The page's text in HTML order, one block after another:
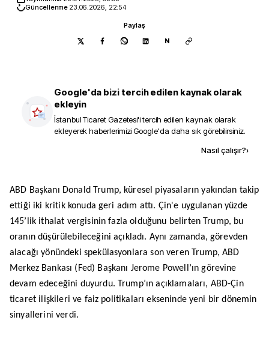
Güncellenme 23.06.2026, 22:54
Paylaş
N
Google'da bizi tercih edilen kaynak olarak
ekleyin
İstanbul Ticaret Gazetesi'i tercih edilen kaynak olarak
ekleyerek haberlerimizi Google'da daha sık görebilirsiniz.
Nasıl çalışır?›
ABD Başkanı Donald Trump, küresel piyasaların yakından takip
ettiği iki kritik konuda geri adım attı. Çin'e uygulanan yüzde
145’lik ithalat vergisinin fazla olduğunu belirten Trump, bu
oranın düşürülebileceğini açıkladı. Aynı zamanda, görevden
alacağı yönündeki spekülasyonlara son veren Trump, ABD
Merkez Bankası (Fed) Başkanı Jerome Powell’ın görevine
devam edeceğini duyurdu. Trump’ın açıklamaları, ABD-Çin
ticaret ilişkileri ve faiz politikaları ekseninde yeni bir dönemin
sinyallerini verdi.